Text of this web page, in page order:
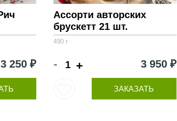
3 250 ₽
Ассорти авторских
брускетт 21 шт.
490 г
- + 3 950 ₽
ЗАКАЗАТЬ